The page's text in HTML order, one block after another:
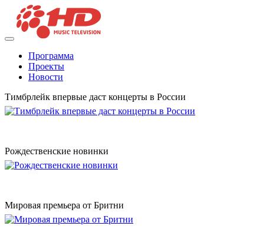
Программа
Проекты
Новости
Тимбрлейк впервые даст концерты в России
Рождественские новинки
Мировая премьера от Бритни